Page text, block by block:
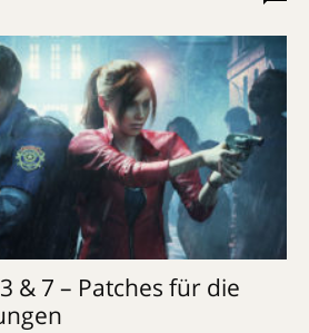
& 7 – Patches für die